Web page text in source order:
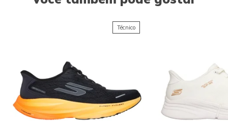
Técnico